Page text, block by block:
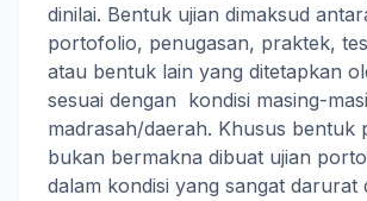
dinilai. Bentuk ujian dimaksud
portofolio, penugasan, praktek,
atau bentuk lain yang ditetapkan
sesuai dengan kondisi masing-
madrasah/daerah. Khusus bentuk
bukan bermakna dibuat ujian
dalam kondisi yang sangat darurat